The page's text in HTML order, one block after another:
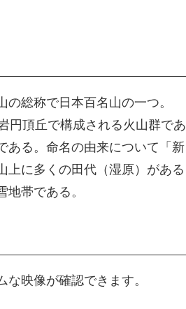
総称で日本百名山の一つ。
円頂丘で構成される火山群であ
ある。命名の由来について「新
上に多くの田代（湿原）がある
帯である。
映像が確認できます。